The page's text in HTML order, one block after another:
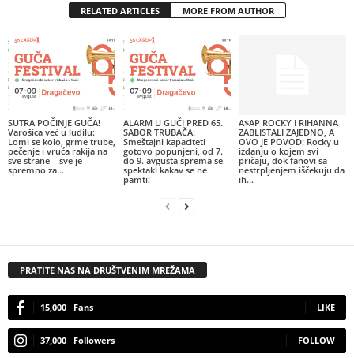
RELATED ARTICLES MORE FROM AUTHOR
SUTRA POČINJE GUČA!
Varošica već u ludilu:
Lomi se kolo, grme trube,
pečenje i vruća rakija na
sve strane – sve je
spremno za...
ALARM U GUČI PRED 65.
SABOR TRUBAČA:
Smeštajni kapaciteti
gotovo popunjeni, od 7.
do 9. avgusta sprema se
spektakl kakav se ne
pamti!
A$AP ROCKY I RIHANNA
ZABLISTALI ZAJEDNO, A
OVO JE POVOD: Rocky u
izdanju o kojem svi
pričaju, dok fanovi sa
nestrpljenjem iščekuju da
ih...
PRATITE NAS NA DRUŠTVENIM MREŽAMA
15,000 Fans LIKE
37,000 Followers FOLLOW